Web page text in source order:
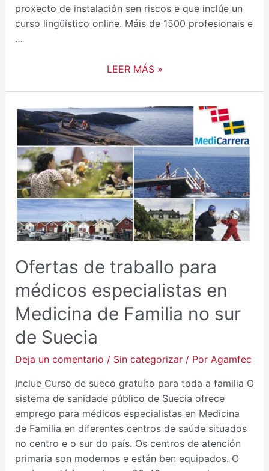
proxecto de instalación sen riscos e que inclúe un
curso lingüístico online. Máis de 1500 profesionais e
…
LEER MÁS »
Ofertas de traballo para
médicos especialistas en
Medicina de Familia no sur
de Suecia
Deja un comentario / Sin categorizar/ Por Agamfec
Inclue Curso de sueco gratuíto para toda a familia O
sistema de sanidade público de Suecia ofrece
emprego para médicos especialistas en Medicina
de Familia en diferentes centros de saúde situados
no centro e o sur do país. Os centros de atención
primaria son modernos e están ben equipados. O
OFERTAS
DE
TRABALLO
PARA
MÉDICOS
ESPECIALISTAS
EN
MEDICINA
DE FAMILIA NO
DE
SUECIA